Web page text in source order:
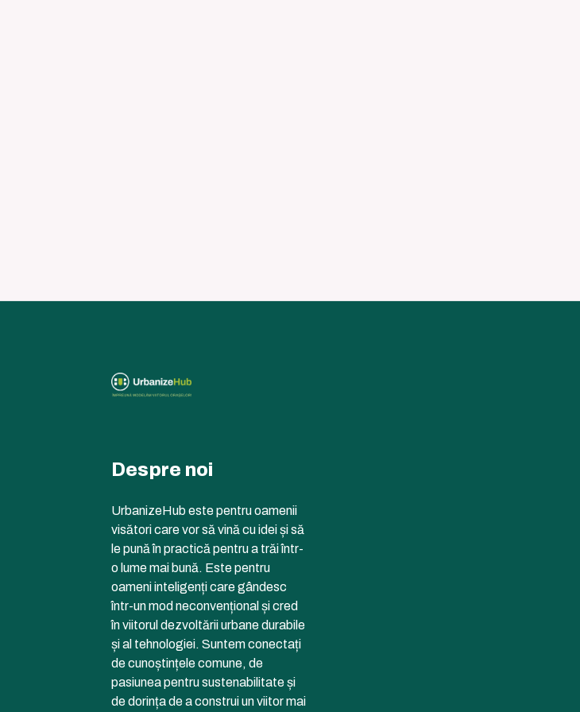
Despre noi
UrbanizeHub este pentru oamenii
visători care vor să vină cu idei și să
le pună în practică pentru a trăi într-
o lume mai bună. Este pentru
oameni inteligenți care gândesc
într-un mod neconvențional și cred
în viitorul dezvoltării urbane durabile
și al tehnologiei. Suntem conectați
de cunoștințele comune, de
pasiunea pentru sustenabilitate și
de dorința de a construi un viitor mai